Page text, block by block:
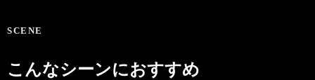
SCENE
こんなシーンにおすすめ